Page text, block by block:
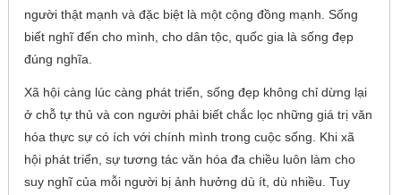
người thật mạnh và đặc biệt là một cộng đồng mạnh. Sống
biết nghĩ đến cho mình, cho dân tộc, quốc gia là sống đẹp
đúng nghĩa.
Xã hội càng lúc càng phát triển, sống đẹp không chỉ dừng lại
ở chỗ tự thủ và con người phải biết chắc lọc những giá trị văn
hóa thực sự có ích với chính mình trong cuộc sống. Khi xã
hội phát triển, sự tương tác văn hóa đa chiều luôn làm cho
suy nghĩ của mỗi người bị ảnh hưởng dù ít, dù nhiều. Tuy